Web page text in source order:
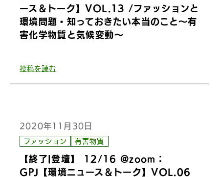
ース＆トーク】VOL.13 /ファッションと
環境問題・知っておきたい本当のこと〜有
害化学物質と気候変動〜
投稿を読む
2020年11月30日
ファッション 有害物質
【終了|登壇】 12/16 @zoom：
GPJ【環境ニュース＆トーク】VOL.06